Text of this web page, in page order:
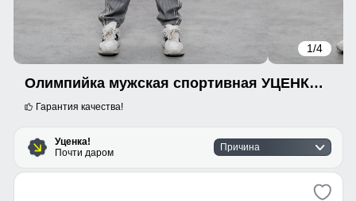
1/4
Олимпийка мужская спортивная УЦЕНКА серого цвета 0847Sr
Гарантия качества!
Уценка!
Почти даром
Причина